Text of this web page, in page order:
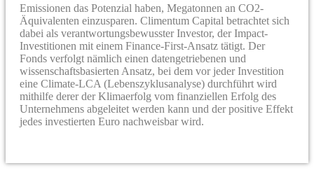
Emissionen das Potenzial haben, Megatonnen an CO2-
Äquivalenten einzusparen. Climentum Capital betrachtet sich
dabei als verantwortungsbewusster Investor, der Impact-
Investitionen mit einem Finance-First-Ansatz tätigt. Der
Fonds verfolgt nämlich einen datengetriebenen und
wissenschaftsbasierten Ansatz, bei dem vor jeder Investition
eine Climate-LCA (Lebenszyklusanalyse) durchführt wird
mithilfe derer der Klimaerfolg vom finanziellen Erfolg des
Unternehmens abgeleitet werden kann und der positive Effekt
jedes investierten Euro nachweisbar wird.